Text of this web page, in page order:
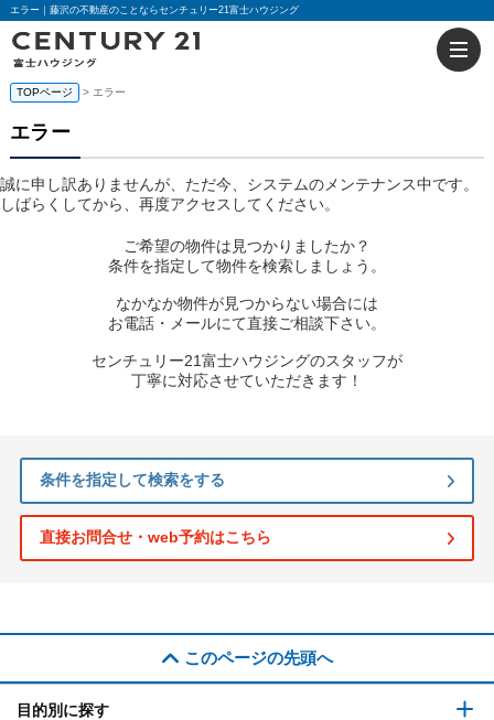
エラー｜藤沢の不動産のことならセンチュリー21富士ハウジング
TOPページ > エラー
エラー
誠に申し訳ありませんが、ただ今、システムのメンテナンス中です。
しばらくしてから、再度アクセスしてください。
ご希望の物件は見つかりましたか？
条件を指定して物件を検索しましょう。
なかなか物件が見つからない場合には
お電話・メールにて直接ご相談下さい。
センチュリー21富士ハウジングのスタッフが
丁寧に対応させていただきます！
条件を指定して検索をする
直接お問合せ・web予約はこちら
このページの先頭へ
目的別に探す